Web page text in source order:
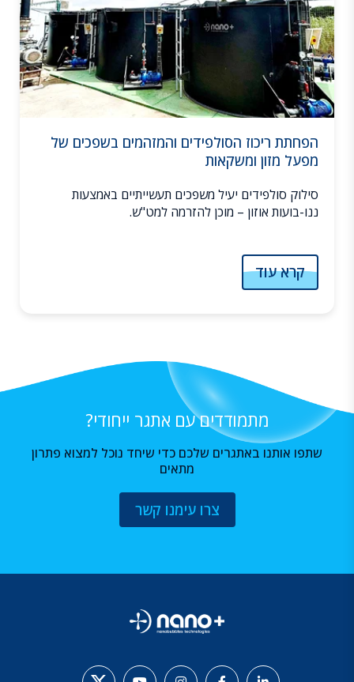
הפחתת ריכוז הסולפידים והמזהמים בשפכים של
מפעל מזון ומשקאות
סילוק סולפידים יעיל משפכים תעשייתיים באמצעות
ננו-בועות אוזון – מוכן להזרמה למט"ש.
קרא עוד
מתמודדים עם אתגר ייחודי?
שתפו אותנו באתגרים שלכם כדי שיחד נוכל למצוא פתרון
מתאים
צרו עימנו קשר